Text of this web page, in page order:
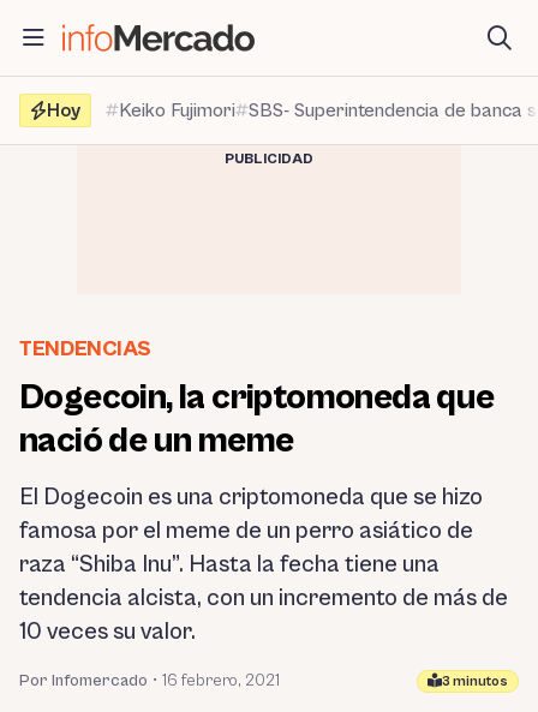
contenido
Hoy
Keiko Fujimori SBS- Superintendencia de banca
PUBLICIDAD
TENDENCIAS
Dogecoin, la criptomoneda que
nació de un meme
El Dogecoin es una criptomoneda que se hizo
famosa por el meme de un perro asiático de
raza “Shiba Inu”. Hasta la fecha tiene una
tendencia alcista, con un incremento de más de
10 veces su valor.
Por Infomercado • 16 febrero, 2021 3 minutos